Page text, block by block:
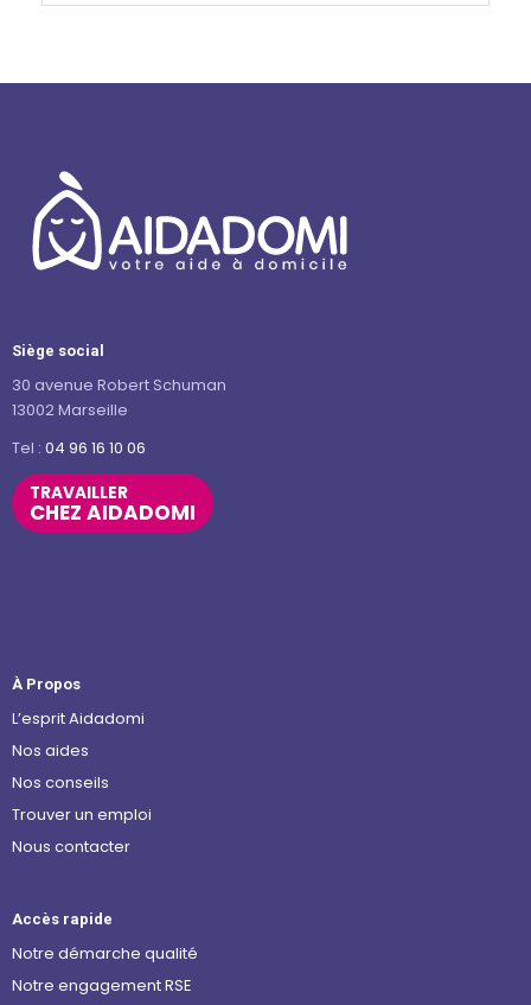
Siège social
30 avenue Robert Schuman
13002 Marseille
Tel : 04 96 16 10 06
TRAVAILLER
CHEZ AIDADOMI
À Propos
L’esprit Aidadomi
Nos aides
Nos conseils
Trouver un emploi
Nous contacter
Accès rapide
Notre démarche qualité
Notre engagement RSE